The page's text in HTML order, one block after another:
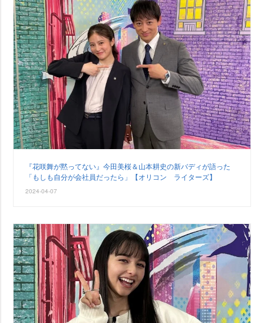
『花咲舞が黙ってない』今田美桜＆山本耕史の新バディが語った
「もしも自分が会社員だったら」【オリコン ライターズ】
2024-04-07